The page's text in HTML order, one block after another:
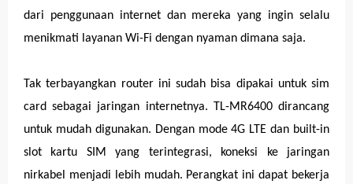
dari penggunaan internet dan mereka yang ingin selalu
menikmati layanan Wi-Fi dengan nyaman dimana saja.
Tak terbayangkan router ini sudah bisa dipakai untuk sim
card sebagai jaringan internetnya. TL-MR6400 dirancang
untuk mudah digunakan. Dengan mode 4G LTE dan built-in
slot kartu SIM yang terintegrasi, koneksi ke jaringan
nirkabel menjadi lebih mudah. Perangkat ini dapat bekerja